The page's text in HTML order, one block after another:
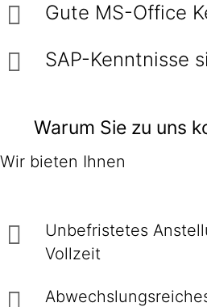
Gute MS-Office
SAP-Kenntnisse
Warum Sie zu uns
Wir bieten Ihnen
Unbefristetes
Vollzeit